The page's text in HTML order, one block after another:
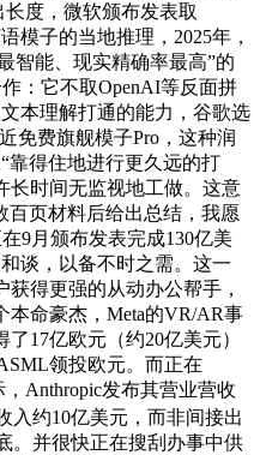
长度，微软颁布发表取
模子的当地推理，2025年，
智能、现实精确率最高”的
：它不取OpenAI等反面拼
本理解打通的能力，谷歌选
免费旗舰模子Pro，这种润
靠得住地进行更久远的打
长时间无监视地工做。这意
百页材料后给出总结，我愿
9月颁布发表完成130亿美
谈，以备不时之需。这一
得更强的从动办公帮手，
本命豪杰，Meta的VR/AR事
17亿欧元（约20亿美元）
领投欧元。而正在
Anthropic发布其营业营收
入约10亿美元，而非间接出
。并很快正在搜刮办事中供